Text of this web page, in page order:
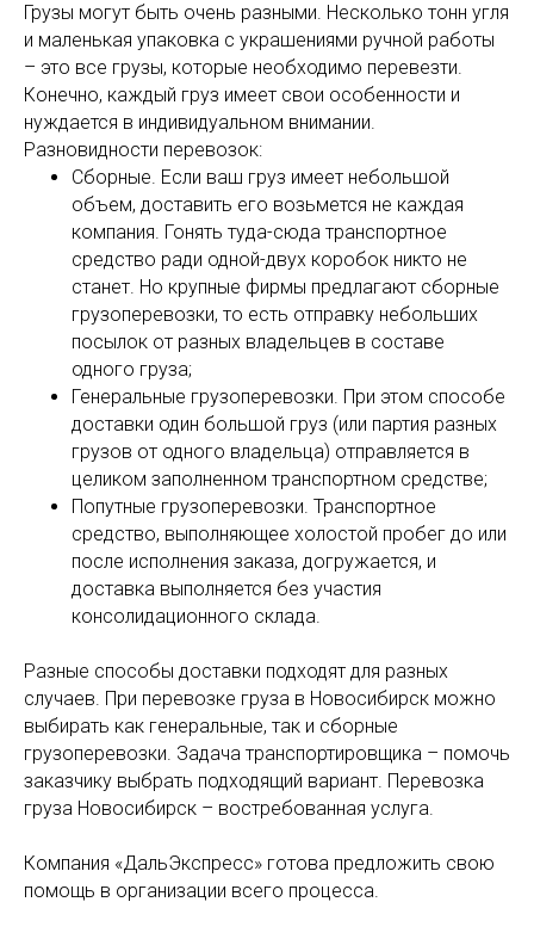
Грузы могут быть очень разными. Несколько тонн угля
и маленькая упаковка с украшениями ручной работы
– это все грузы, которые необходимо перевезти.
Конечно, каждый груз имеет свои особенности и
нуждается в индивидуальном внимании.
Разновидности перевозок:
Сборные. Если ваш груз имеет небольшой
объем, доставить его возьмется не каждая
компания. Гонять туда-сюда транспортное
средство ради одной-двух коробок никто не
станет. Но крупные фирмы предлагают сборные
грузоперевозки, то есть отправку небольших
посылок от разных владельцев в составе
одного груза;
Генеральные грузоперевозки. При этом способе
доставки один большой груз (или партия разных
грузов от одного владельца) отправляется в
целиком заполненном транспортном средстве;
Попутные грузоперевозки. Транспортное
средство, выполняющее холостой пробег до или
после исполнения заказа, догружается, и
доставка выполняется без участия
консолидационного склада.
Разные способы доставки подходят для разных
случаев. При перевозке груза в Новосибирск можно
выбирать как генеральные, так и сборные
грузоперевозки. Задача транспортировщика – помочь
заказчику выбрать подходящий вариант. Перевозка
груза Новосибирск – востребованная услуга.
Компания «ДальЭкспресс» готова предложить свою
помощь в организации всего процесса.